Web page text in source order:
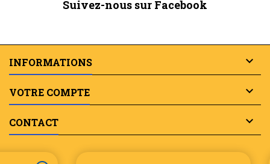
Suivez-nous sur Facebook
INFORMATIONS 
VOTRE COMPTE 
CONTACT 